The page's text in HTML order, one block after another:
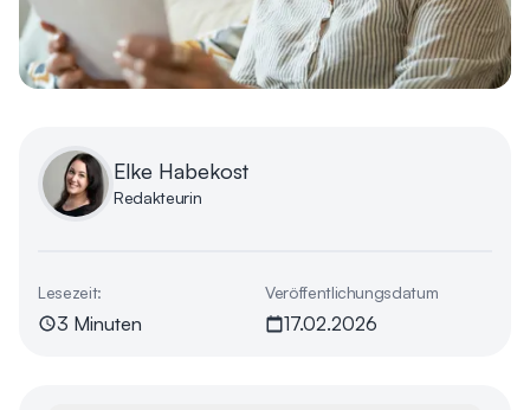
Elke Habekost
Redakteurin
Lesezeit:
3 Minuten
Veröffentlichungsdatum
17.02.2026